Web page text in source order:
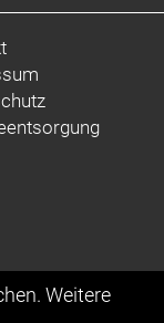
Weitere